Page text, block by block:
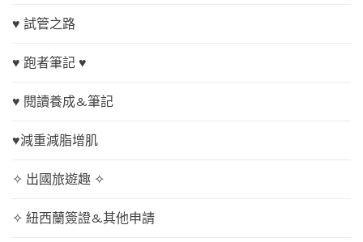
♥ 試管之路
♥ 跑者筆記 ♥
♥ 閱讀養成&筆記
♥減重減脂增肌
✧ 出國旅遊趣 ✧
✧ 紐西蘭簽證&其他申請